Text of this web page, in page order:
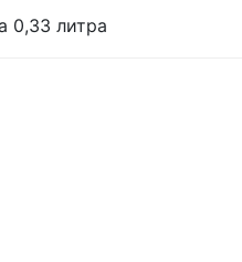
0,33 литра